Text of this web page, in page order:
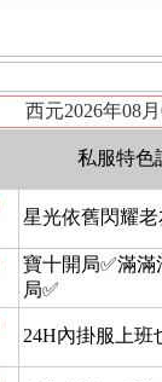
西元2026年08
私服特色
星光依舊閃耀
寶十開局✅滿滿
局✅
24H內掛服上班